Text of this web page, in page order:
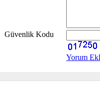
Güvenlik Kodu
Yorum